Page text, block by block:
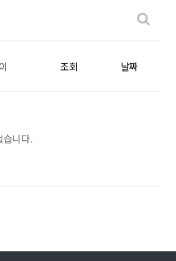
조회 날짜
습니다.